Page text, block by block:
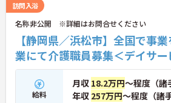
訪問入浴
名称非公開 ※詳細はお問合せください
【静岡県／浜松市】全国で事
業にて介護職員募集＜デイサー
給料
月収 18.2万円～程度（諸
年収 257万円～程度（諸